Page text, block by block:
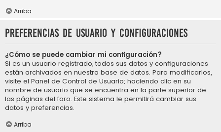
Arriba
Preferencias de usuario y configuraciones
¿Cómo se puede cambiar mi configuración?
Si es un usuario registrado, todos sus datos y configuraciones
están archivados en nuestra base de datos. Para modificarlos,
visite el Panel de Control de Usuario; haciendo clic en su
nombre de usuario que se encuentra en la parte superior de
las páginas del foro. Este sistema le permitirá cambiar sus
datos y preferencias.
Arriba